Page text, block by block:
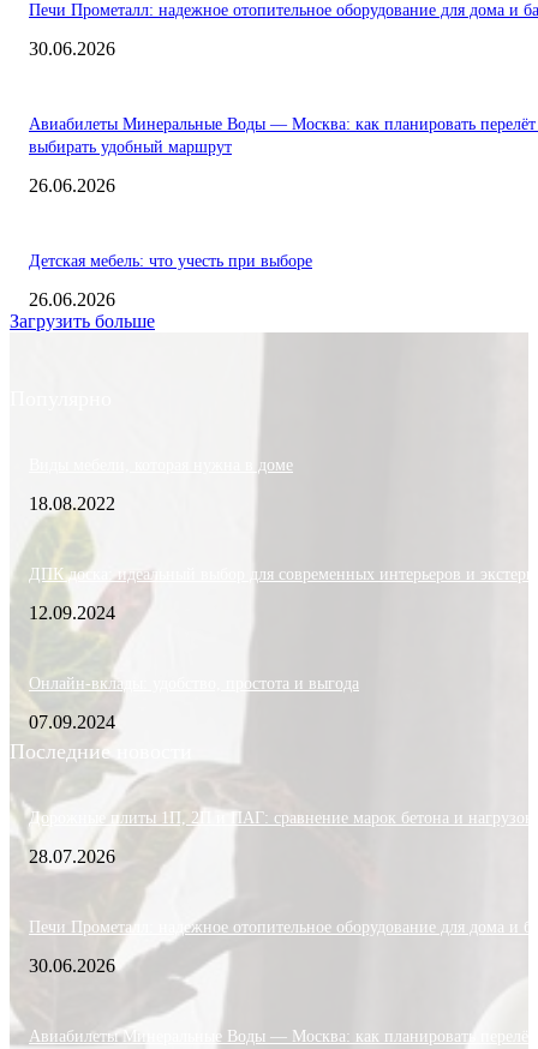
Печи Прометалл: надежное отопительное оборудование для дома и
30.06.2026
Авиабилеты Минеральные Воды — Москва: как планировать
выбирать удобный маршрут
26.06.2026
Детская мебель: что учесть при выборе
26.06.2026
Загрузить больше
Виды мебели, которая нужна в доме
18.08.2022
ДПК доска: идеальный выбор для современных интерьеров и
12.09.2024
Онлайн-вклады: удобство, простота и выгода
07.09.2024
Последние новости
Дорожные плиты 1П, 2П и ПАГ: сравнение марок бетона и нагрузок
28.07.2026
Печи Прометалл: надежное отопительное оборудование для дома и
30.06.2026
Авиабилеты Минеральные Воды — Москва: как планировать